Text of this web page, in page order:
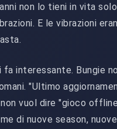
non lo tieni in vita
E le vibrazioni
fa interessante. Bungie
"Ultimo
vuol dire "gioco
di nuove season,